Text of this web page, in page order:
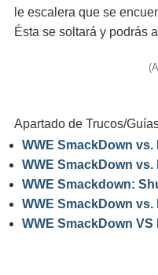
le escalera que se
Ésta se soltará y podrás
Apartado de Trucos/
WWE SmackDown vs.
WWE SmackDown vs.
WWE Smackdown:
WWE SmackDown vs.
WWE SmackDown VS